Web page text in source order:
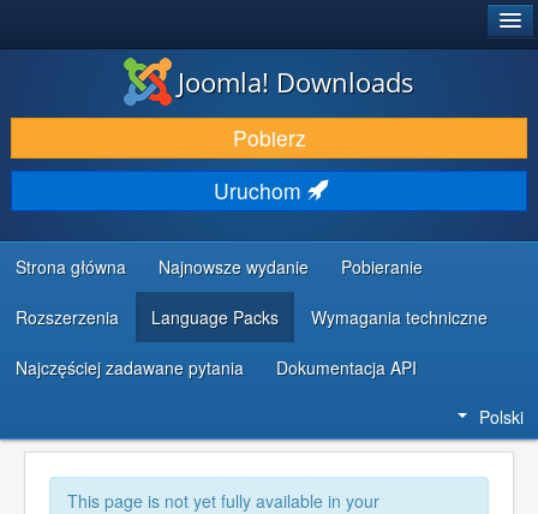
DODATKI I ROZSZERZENIA
ODKRYJ & POZNAJ
SPOŁECZNOŚĆ & WSPARCIE
ZASOBY DLA PROGRAMISTÓW
Joomla! Downloads
Pobierz
Uruchom
Strona główna Najnowsze wydanie Pobieranie
Rozszerzenia Language Packs Wymagania techniczne
Najczęściej zadawane pytania Dokumentacja API
Polski
This page is not yet fully available in your